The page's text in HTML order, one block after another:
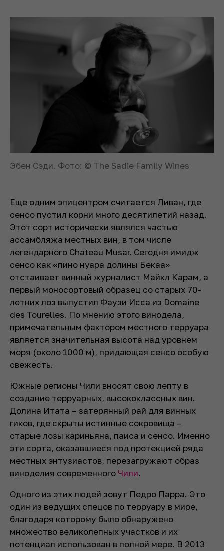
Эбен Сэди. Фото: © The Sadie Family Wines
Еще одним эпицентром считается Ливан, где
сенсо пустил корни много десятилетий назад.
Этот сорт исторически являлся частью
ассамбляжа местных вин, в том числе
легендарного Chateau Musar. Сегодня имидж
сенсо как «пино нуара долины Бекаа»
отстаивает винный журналист Майкл Карам, а
первый моносортовый образец со старых 70-
летних лоз выпустил Фаузи Исса из Domaine
des Tourelles. По мнению этого винодела,
примечательным фактором местного терруара
является значительная высота над уровнем
моря (около 1000 м), придающая сенсо особую
свежесть.
Южные регионы Чили вносят свою лепту в
создание терруарных, высококлассных вин.
Долина Итата – затерянный рай для винных
гиков, где скрыты истинные сокровища –
старые лозы кариньяна, паиса и сенсо. Именно
эти сорта, оказавшиеся под протекцией ряда
местных энтузиастов, перезагружают образ
виноделия современного Чили.
Одного из этих людей зовут Педро Парра. Это
один из ведущих спецов по терруару в мире,
благодаря которому было обнаружено
множество великолепных участков и их
потенциал использован в полной мере. В 2013